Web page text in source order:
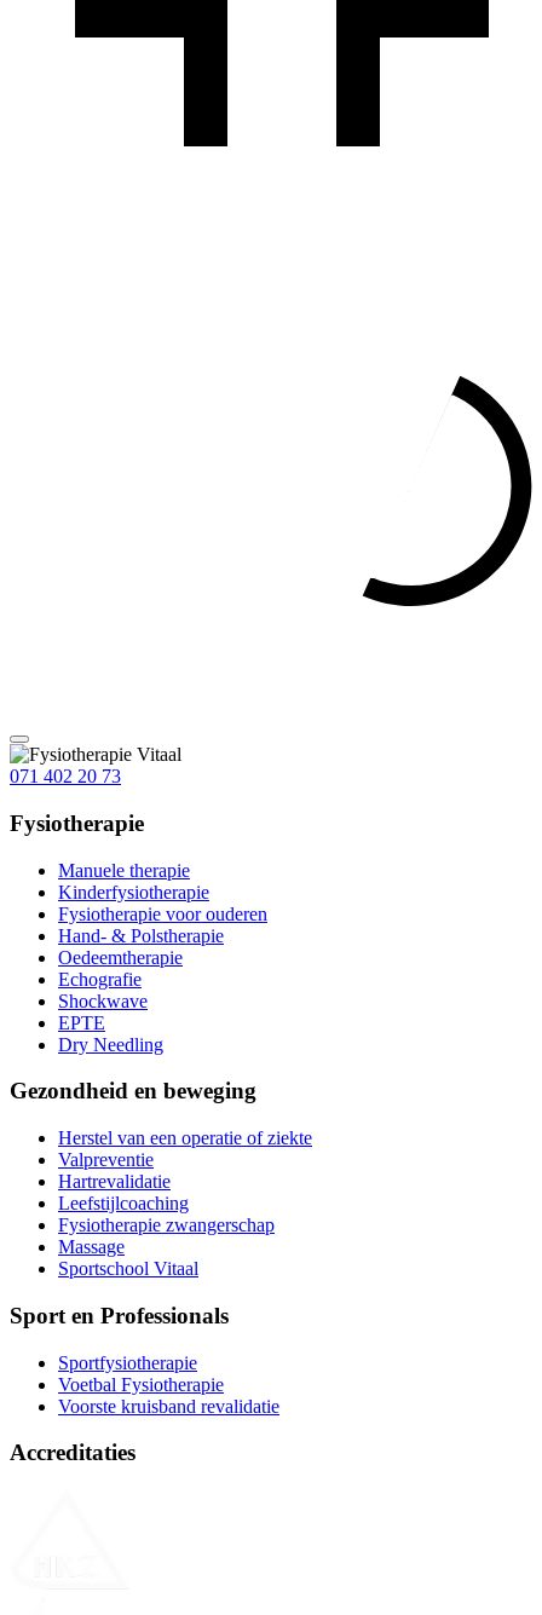
071 402 20 73
Fysiotherapie
Manuele therapie
Kinderfysiotherapie
Fysiotherapie voor ouderen
Hand- & Polstherapie
Oedeemtherapie
Echografie
Shockwave
EPTE
Dry Needling
Gezondheid en beweging
Herstel van een operatie of ziekte
Valpreventie
Hartrevalidatie
Leefstijlcoaching
Fysiotherapie zwangerschap
Massage
Sportschool Vitaal
Sport en Professionals
Sportfysiotherapie
Voetbal Fysiotherapie
Voorste kruisband revalidatie
Accreditaties